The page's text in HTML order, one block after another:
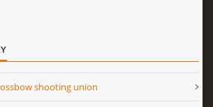
shooting union